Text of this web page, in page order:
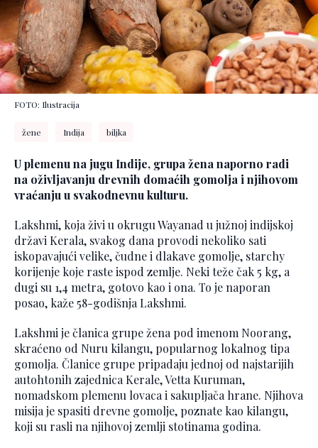
FOTO: Ilustracija
žene Indija biljka
U plemenu na jugu Indije, grupa žena naporno radi
na oživljavanju drevnih domaćih gomolja i njihovom
vraćanju u svakodnevnu kulturu.
Lakshmi, koja živi u okrugu Wayanad u južnoj indijskoj
državi Kerala, svakog dana provodi nekoliko sati
iskopavajući velike, čudne i dlakave gomolje, starchy
korijenje koje raste ispod zemlje. Neki teže čak 5 kg, a
dugi su 1,4 metra, gotovo kao i ona. To je naporan
posao, kaže 58-godišnja Lakshmi.
Lakshmi je članica grupe žena pod imenom Noorang,
skraćeno od Nuru kilangu, popularnog lokalnog tipa
gomolja. Članice grupe pripadaju jednoj od najstarijih
autohtonih zajednica Kerale, Vetta Kuruman,
nomadskom plemenu lovaca i sakupljača hrane. Njihova
misija je spasiti drevne gomolje, poznate kao kilangu,
koji su rasli na njihovoj zemlji stotinama godina.